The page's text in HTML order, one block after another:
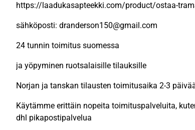
https://laadukasapteekki.com/product/ostaa-
sähköposti: dranderson150@gmail.com
24 tunnin toimitus suomessa
ja yöpyminen ruotsalaisille tilauksille
Norjan ja tanskan tilausten toimitusaika 2-3
Käytämme erittäin nopeita toimituspalveluita,
dhl pikapostipalvelua